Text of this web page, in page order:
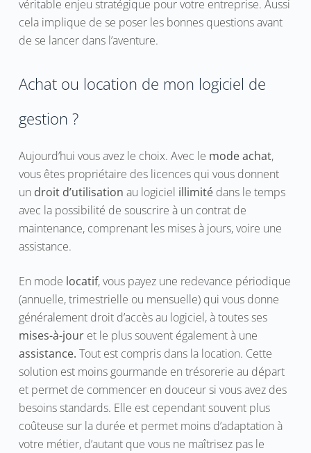
véritable enjeu stratégique pour votre entreprise. Aussi
cela implique de se poser les bonnes questions avant
de se lancer dans l’aventure.
Achat ou location de mon logiciel de
gestion ?
Aujourd’hui vous avez le choix. Avec le mode achat,
vous êtes propriétaire des licences qui vous donnent
un droit d’utilisation au logiciel illimitédans le temps
avec la possibilité de souscrire à un contrat de
maintenance, comprenant les mises à jours, voire une
assistance.
En mode locatif, vous payez une redevance périodique
(annuelle, trimestrielle ou mensuelle) qui vous donne
généralement droit d’accès au logiciel, à toutes ses
mises-à-jouret le plus souvent également à une
assistance. Tout est compris dans la location. Cette
solution est moins gourmande en trésorerie au départ
et permet de commencer en douceur si vous avez des
besoins standards. Elle est cependant souvent plus
coûteuse sur la durée et permet moins d’adaptation à
votre métier, d’autant que vous ne maîtrisez pas le